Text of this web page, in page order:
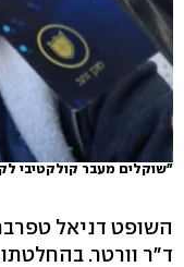
"שוקלים מעבר קולקטיבי
השופט דניאל
ד"ר וורטר.